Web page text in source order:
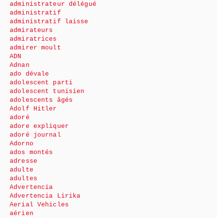
administrateur délégué
administratif
administratif laisse
admirateurs
admiratrices
admirer moult
ADN
Adnan
ado dévale
adolescent parti
adolescent tunisien
adolescents âgés
Adolf Hitler
adoré
adore expliquer
adoré journal
Adorno
ados montés
adresse
adulte
adultes
Advertencia
Advertencia Lirika
Aerial Vehicles
aérien